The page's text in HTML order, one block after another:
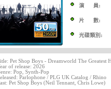
演 員:
片 數:
光碟類別:
Pet Shop Boys - Dreamworld The Greatest
of release: 2026
Pop, Synth-Pop
Parlophone / PLG UK Catalog / Rhino
Pet Shop Boys (Neil Tennant, Chris Lowe)